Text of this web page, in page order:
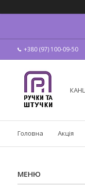
+380 (97) 100-09-50
Головна Акція